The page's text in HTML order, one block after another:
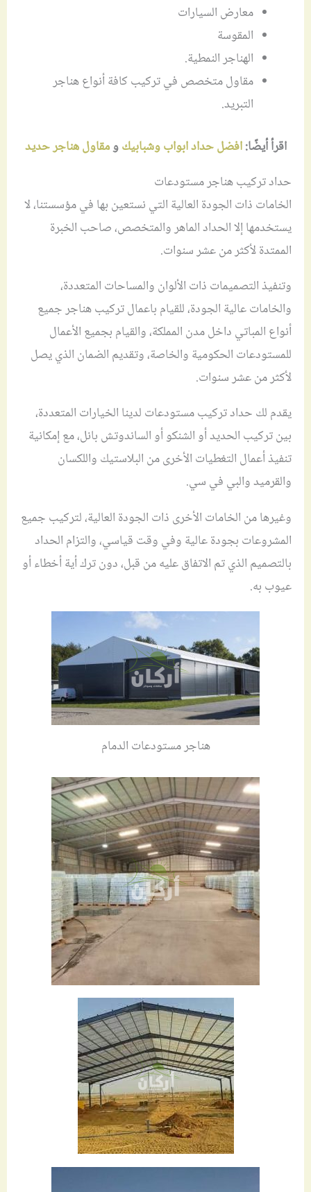
معارض السيارات
المقوسة
الهناجر النمطية.
مقاول متخصص في تركيب كافة أنواع هناجر
التبريد.
اقرأ أيضًا:افضل حداد ابواب وشبابيكومقاول هناجر حديد
حداد تركيب هناجر مستودعات
الخامات ذات الجودة العالية التي نستعين بها في مؤسستنا، لا
يستخدمها إلا الحداد الماهر والمتخصص، صاحب الخبرة
الممتدة لأكثر من عشر سنوات.
وتنفيذ التصميمات ذات الألوان والمساحات المتعددة،
والخامات عالية الجودة، للقيام باعمال تركيب هناجر جميع
أنواع المباتي داخل مدن المملكة، والقيام بجميع الأعمال
للمستودعات الحكومية والخاصة، وتقديم الضمان الذي يصل
لأكثر من عشر سنوات.
يقدم لك حداد تركيب مستودعات لدينا الخيارات المتعددة،
بين تركيب الحديد أو الشنكو أو الساندوتش بانل، مع إمكانية
تنفيذ أعمال التغطيات الأخرى من البلاستيك واللكسان
والقرميد والبي في سي.
وغيرها من الخامات الأخرى ذات الجودة العالية، لتركيب جميع
المشروعات بجودة عالية وفي وقت قياسي، والتزام الحداد
بالتصميم الذي تم الاتفاق عليه من قبل، دون ترك أية أخطاء أو
عيوب به.
هناجر مستودعات الدمام